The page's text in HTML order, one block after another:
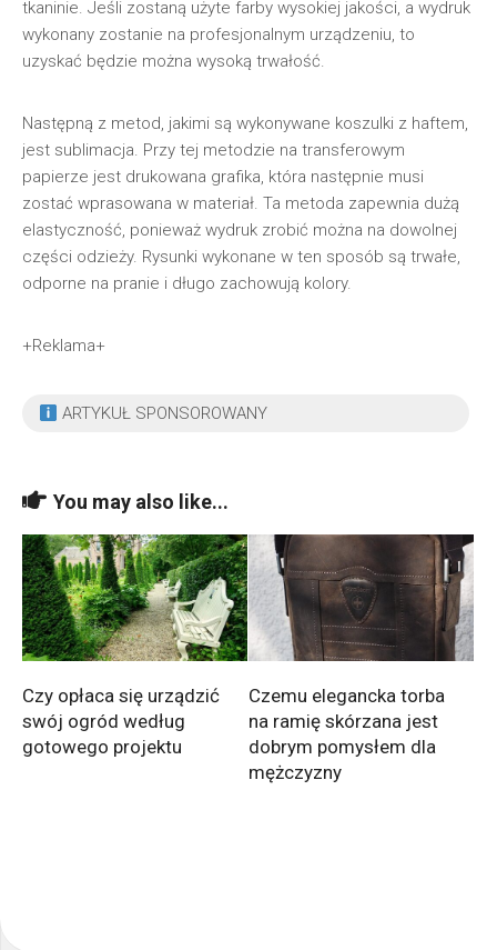
tkaninie. Jeśli zostaną użyte farby wysokiej jakości, a wydruk
wykonany zostanie na profesjonalnym urządzeniu, to
uzyskać będzie można wysoką trwałość.
Następną z metod, jakimi są wykonywane koszulki z haftem,
jest sublimacja. Przy tej metodzie na transferowym
papierze jest drukowana grafika, która następnie musi
zostać wprasowana w materiał. Ta metoda zapewnia dużą
elastyczność, ponieważ wydruk zrobić można na dowolnej
części odzieży. Rysunki wykonane w ten sposób są trwałe,
odporne na pranie i długo zachowują kolory.
+Reklama+
ARTYKUŁ SPONSOROWANY
You may also like...
Czy opłaca się urządzić
swój ogród według
gotowego projektu
Czemu elegancka torba
na ramię skórzana jest
dobrym pomysłem dla
mężczyzny